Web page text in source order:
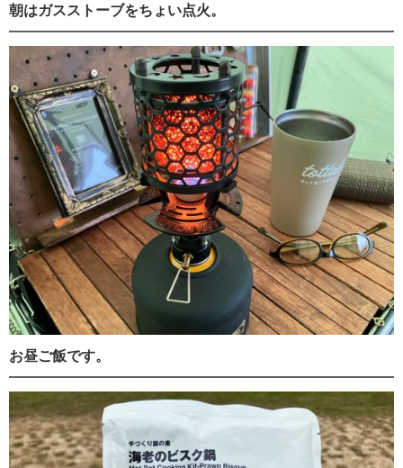
朝はガスストーブをちょい点火。
お昼ご飯です。